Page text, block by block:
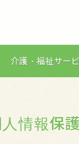
介護・福祉サー
情報保